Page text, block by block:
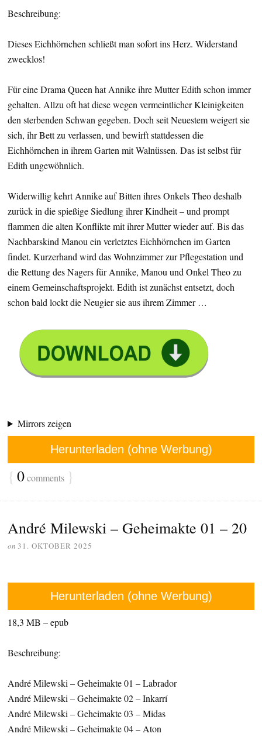
Beschreibung:
Dieses Eichhörnchen schließt man sofort ins Herz. Widerstand
zwecklos!
Für eine Drama Queen hat Annike ihre Mutter Edith schon immer
gehalten. Allzu oft hat diese wegen vermeintlicher Kleinigkeiten
den sterbenden Schwan gegeben. Doch seit Neuestem weigert sie
sich, ihr Bett zu verlassen, und bewirft stattdessen die
Eichhörnchen in ihrem Garten mit Walnüssen. Das ist selbst für
Edith ungewöhnlich.
Widerwillig kehrt Annike auf Bitten ihres Onkels Theo deshalb
zurück in die spießige Siedlung ihrer Kindheit – und prompt
flammen die alten Konflikte mit ihrer Mutter wieder auf. Bis das
Nachbarskind Manou ein verletztes Eichhörnchen im Garten
findet. Kurzerhand wird das Wohnzimmer zur Pflegestation und
die Rettung des Nagers für Annike, Manou und Onkel Theo zu
einem Gemeinschaftsprojekt. Edith ist zunächst entsetzt, doch
schon bald lockt die Neugier sie aus ihrem Zimmer …
Mirrors zeigen
Herunterladen (ohne Werbung)
{ 0comments }
André Milewski – Geheimakte 01 – 20
on 31. OKTOBER 2025
Herunterladen (ohne Werbung)
18,3 MB – epub
Beschreibung:
André Milewski – Geheimakte 01 – Labrador
André Milewski – Geheimakte 02 – Inkarrí
André Milewski – Geheimakte 03 – Midas
André Milewski – Geheimakte 04 – Aton